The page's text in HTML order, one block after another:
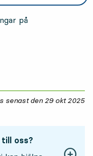
på
senast den 29 okt 2025
till oss?